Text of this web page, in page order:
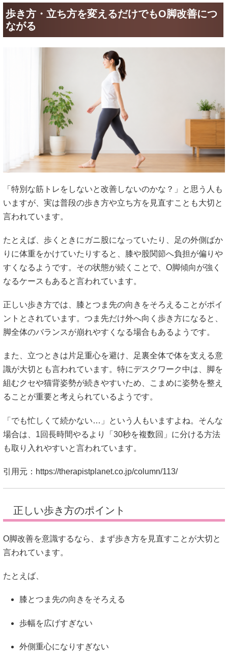
歩き方・立ち方を変えるだけでもO脚改善につ
ながる
「特別な筋トレをしないと改善しないのかな？」と思う人も
いますが、実は普段の歩き方や立ち方を見直すことも大切と
言われています。
たとえば、歩くときにガニ股になっていたり、足の外側ばか
りに体重をかけていたりすると、膝や股関節へ負担が偏りや
すくなるようです。その状態が続くことで、O脚傾向が強く
なるケースもあると言われています。
正しい歩き方では、膝とつま先の向きをそろえることがポイ
ントとされています。つま先だけ外へ向く歩き方になると、
脚全体のバランスが崩れやすくなる場合もあるようです。
また、立つときは片足重心を避け、足裏全体で体を支える意
識が大切とも言われています。特にデスクワーク中は、脚を
組むクセや猫背姿勢が続きやすいため、こまめに姿勢を整え
ることが重要と考えられているようです。
「でも忙しくて続かない…」という人もいますよね。そんな
場合は、1回長時間やるより「30秒を複数回」に分ける方法
も取り入れやすいと言われています。
引用元： https://therapistplanet.co.jp/column/113/
正しい歩き方のポイント
O脚改善を意識するなら、まず歩き方を見直すことが大切と
言われています。
たとえば、
膝とつま先の向きをそろえる
歩幅を広げすぎない
外側重心になりすぎない